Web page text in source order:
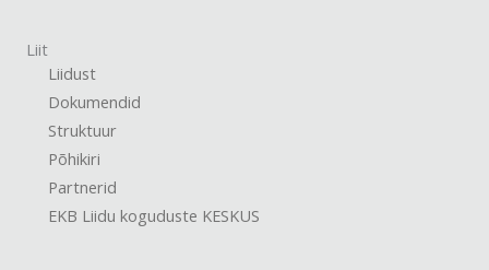
Liit
Liidust
Dokumendid
Struktuur
Põhikiri
Partnerid
EKB Liidu koguduste KESKUS